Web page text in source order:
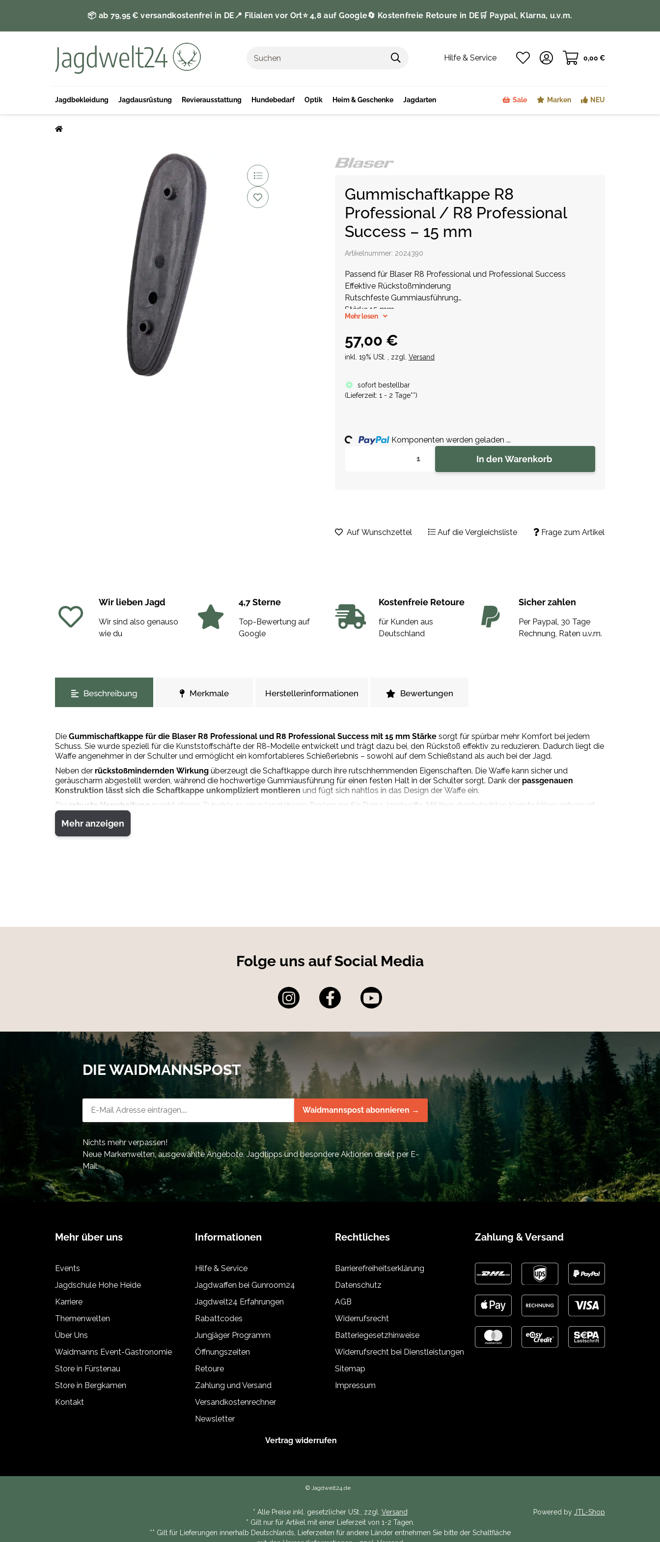
📦 ab 79,95 € versandkostenfrei in DE 📍 Filialen vor Ort⭐️ 4,8 auf Google🔄 Kostenfreie Retoure in DE 🛒 Paypal, Klarna, u.v.m.
Hilfe & Service 0,00 €
Jagdbekleidung Jagdausrüstung Revierausstattung Hundebedarf Optik Heim & Geschenke Jagdarten Sale Marken NEU
Gummischaftkappe R8
Professional / R8 Professional
Success – 15 mm
Artikelnummer: 2024390
Passend für Blaser R8 Professional und Professional Success
Effektive Rückstoßminderung
Rutschfeste Gummiausführung
Stärke 15 mm
Mehr lesen
57,00 €
inkl. 19% USt. , zzgl. Versand
sofort bestellbar
( Lieferzeit: 1 - 2 Tage**)
In den Warenkorb
Loading... Komponenten werden geladen ...
Frage zum Artikel
Auf Wunschzettel Auf die Vergleichsliste
Wir lieben Jagd
Wir sind also genauso
wie du
4,7 Sterne
Top-Bewertung auf
Google
Kostenfreie Retoure
für Kunden aus
Deutschland
Sicher zahlen
Per Paypal, 30 Tage
Rechnung, Raten u.v.m.
Beschreibung Merkmale Herstellerinformationen Bewertungen
Die Gummischaftkappe für die Blaser R8 Professional und R8 Professional Success mit 15 mm Stärke sorgt für spürbar mehr Komfort bei jedem
Schuss. Sie wurde speziell für die Kunststoffschäfte der R8-Modelle entwickelt und trägt dazu bei, den Rückstoß effektiv zu reduzieren. Dadurch liegt die
Waffe angenehmer in der Schulter und ermöglicht ein komfortableres Schießerlebnis – sowohl auf dem Schießstand als auch bei der Jagd.
Neben der rückstoßmindernden Wirkung überzeugt die Schaftkappe durch ihre rutschhemmenden Eigenschaften. Die Waffe kann sicher und
geräuscharm abgestellt werden, während die hochwertige Gummiausführung für einen festen Halt in der Schulter sorgt. Dank der passgenauen
Konstruktion lässt sich die Schaftkappe unkompliziert montieren und fügt sich nahtlos in das Design der Waffe ein.
Die robuste Verarbeitung macht dieses Zubehör zu einer langlebigen Ergänzung für Deine Jagdwaffe. Mit ihrer durchdachten Konstruktion verbessert
sie Komfort und Kontrolle gleichermaßen und unterstützt ein angenehmes Schießen auch bei stärkeren Kalibern.
Material:
Mehr anzeigen
Folge uns auf Social Media
DIE WAIDMANNSPOST
Waidmannspost abonnieren →
Nichts mehr verpassen!
Neue Markenwelten, ausgewählte Angebote, Jagdtipps und besondere Aktionen direkt per E-
Mail.
Mehr über uns
Events
Jagdschule Hohe Heide
Karriere
Themenwelten
Über Uns
Waidmanns Event-Gastronomie
Store in Fürstenau
Store in Bergkamen
Kontakt
Informationen
Hilfe & Service
Jagdwaffen bei Gunroom24
Jagdwelt24 Erfahrungen
Rabattcodes
Jungjäger Programm
Öffnungszeiten
Retoure
Zahlung und Versand
Versandkostenrechner
Newsletter
Rechtliches
Barrierefreiheitserklärung
Datenschutz
AGB
Widerrufsrecht
Batteriegesetzhinweise
Widerrufsrecht bei Dienstleistungen
Sitemap
Impressum
Zahlung & Versand
Vertrag widerrufen
© Jagdwelt24.de
* Alle Preise inkl. gesetzlicher USt., zzgl. Versand
* Gilt nur für Artikel mit einer Lieferzeit von 1-2 Tagen.
** Gilt für Lieferungen innerhalb Deutschlands, Lieferzeiten für andere Länder entnehmen Sie bitte der Schaltfläche
Powered by JTL-Shop